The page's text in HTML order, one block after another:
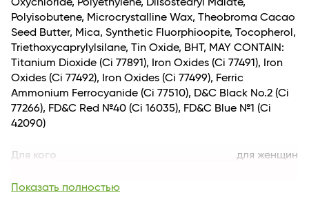
Polyisobutene, Microcrystalline Wax, Theobroma Cacao
Seed Butter, Mica, Synthetic Fluorphioopite, Tocopherol,
Triethoxycaprylylsilane, Tin Oxide, BHT, MAY CONTAIN:
Titanium Dioxide (Ci 77891), Iron Oxides (Ci 77491), Iron
Oxides (Ci 77492), Iron Oxides (Ci 77499), Ferric
Ammonium Ferrocyanide (Ci 77510), D&C Black No.2 (Ci
77266), FD&C Red №40 (Ci 16035), FD&C Blue №1 (Ci
42090)
Для кого
для женщин
Комплектация
Показать полностью